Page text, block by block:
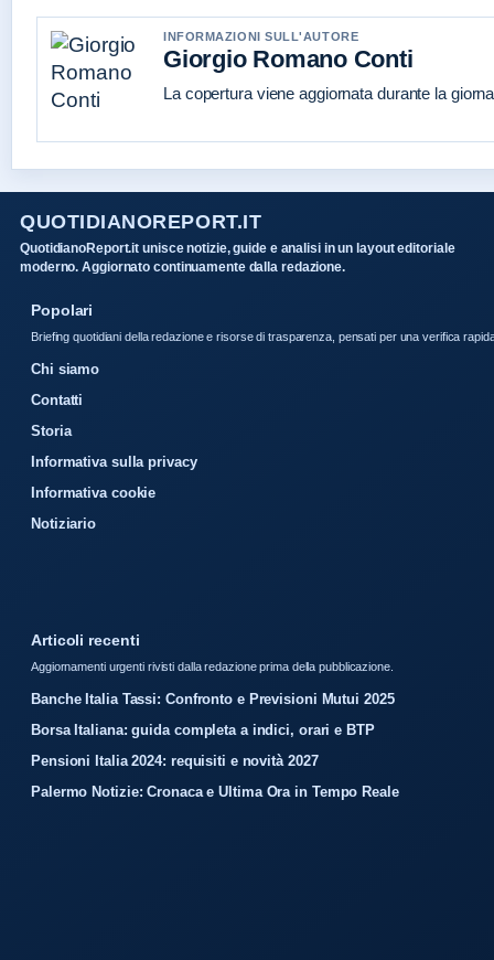
INFORMAZIONI SULL'AUTORE
Giorgio Romano Conti
La copertura viene aggiornata durante la
QUOTIDIANOREPORT.IT
QuotidianoReport.it unisce notizie, guide e analisi in un layout editoriale
moderno. Aggiornato continuamente dalla redazione.
Popolari
Briefing quotidiani della redazione e risorse di trasparenza, pensati per una verifica
Chi siamo
Contatti
Storia
Informativa sulla privacy
Informativa cookie
Notiziario
Articoli recenti
Aggiornamenti urgenti rivisti dalla redazione prima della pubblicazione.
Banche Italia Tassi: Confronto e Previsioni Mutui 2025
Borsa Italiana: guida completa a indici, orari e BTP
Pensioni Italia 2024: requisiti e novità 2027
Palermo Notizie: Cronaca e Ultima Ora in Tempo Reale